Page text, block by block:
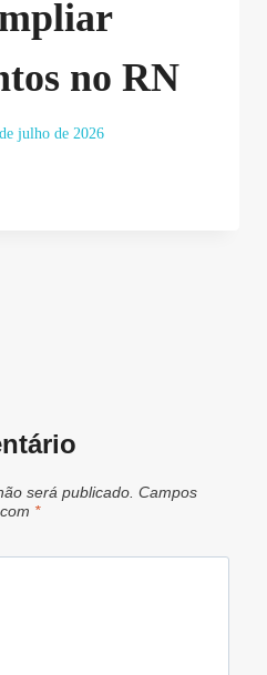
no RN
julho de 2026
será publicado. Campos
*